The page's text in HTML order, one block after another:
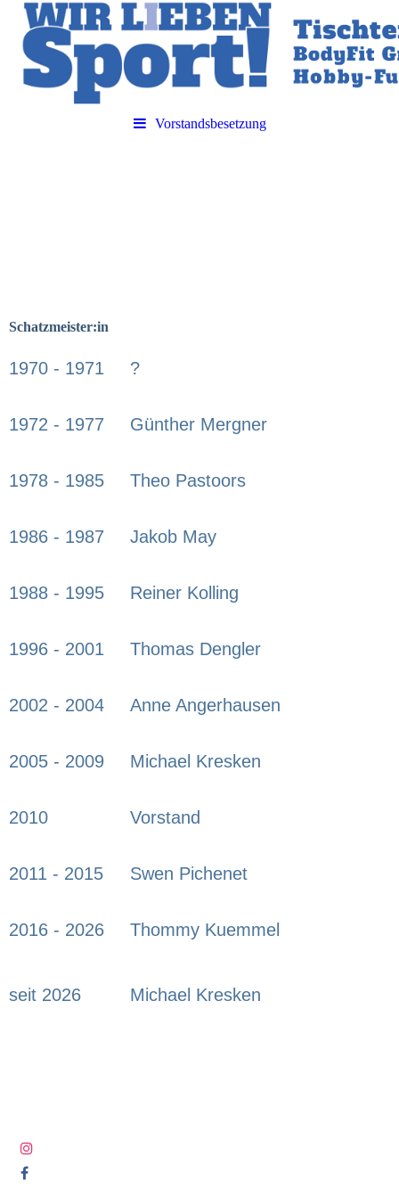
Vorstandsbesetzung
Schatzmeister:in
1970 - 1971 ?
1972 - 1977 Günther Mergner
1978 - 1985 Theo Pastoors
1986 - 1987 Jakob May
1988 - 1995 Reiner Kolling
1996 - 2001 Thomas Dengler
2002 - 2004 Anne Angerhausen
2005 - 2009 Michael Kresken
2010 Vorstand
2011 - 2015 Swen Pichenet
2016 - 2026
seit 2026
Thommy Kuemmel
Michael Kresken